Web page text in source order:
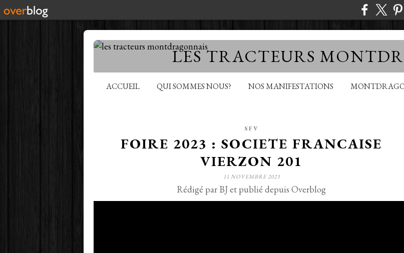
LES TRACTEURS
ACCUEIL QUI SOMMES NOUS? NOS MANIFESTATIONS
SFV
FOIRE 2023 : SOCIETE FRANCAISE
VIERZON 201
11 NOVEMBRE 2023
Rédigé par BJ et publié depuis Overblog